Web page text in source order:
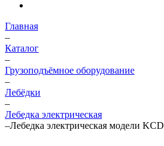
Главная
–
Каталог
–
Грузоподъёмное оборудование
–
Лебёдки
–
Лебедка электрическая
–Лебедка электрическая модели KCD